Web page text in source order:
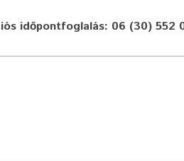
időpontfoglalás: 06 (30) 552